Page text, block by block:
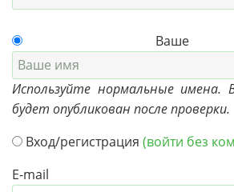
Ваше
Используйте нормальные
будет опубликован после проверки.
Вход/регистрация (войти без
E-mail